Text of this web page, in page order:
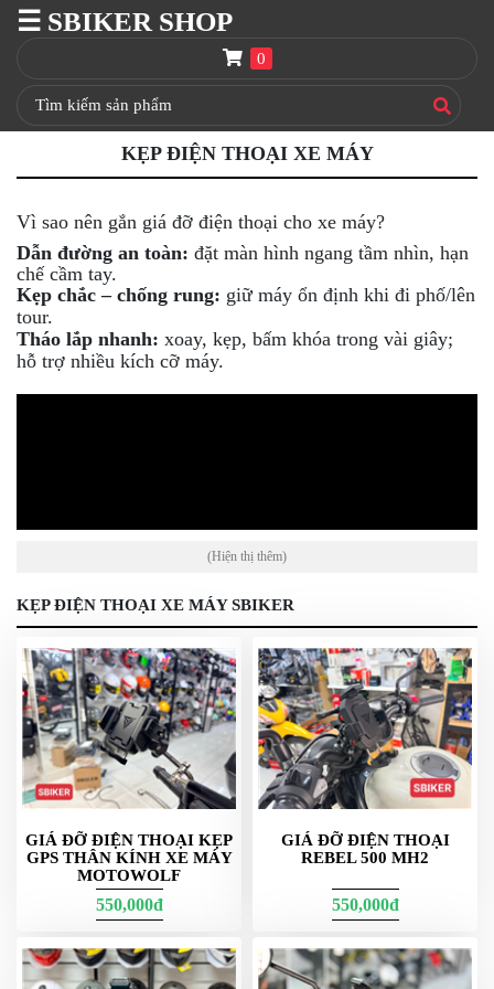
☰ SBIKER SHOP
0
SBIKER
TRANG
CHỦ
GIVI
BAGA
GIVI
HRX
NÓN
BẢO
HIỂM
FULLFACE
PHỤ
KIỆN
YAMAHA
PG-
1
CẢNG
GIVI
ZR
CHƠI
XE
155
KẸP ĐIỆN THOẠI XE MÁY
Vì sao nên gắn giá đỡ điện thoại cho xe máy?
Dẫn đường an toàn: đặt màn hình ngang tầm nhìn, hạn
chế cầm tay.
Kẹp chắc – chống rung: giữ máy ổn định khi đi phố/lên
tour.
Tháo lắp nhanh: xoay, kẹp, bấm khóa trong vài giây;
hỗ trợ nhiều kích cỡ máy.
video giới thiệu kẹp điện thoại nè
(Hiện thị thêm)
KẸP ĐIỆN THOẠI XE MÁY SBIKER
GIÁ ĐỠ ĐIỆN THOẠI KẸP
GPS THÂN KÍNH XE MÁY
MOTOWOLF
550,000đ
GIÁ ĐỠ ĐIỆN THOẠI
REBEL 500 MH2
550,000đ